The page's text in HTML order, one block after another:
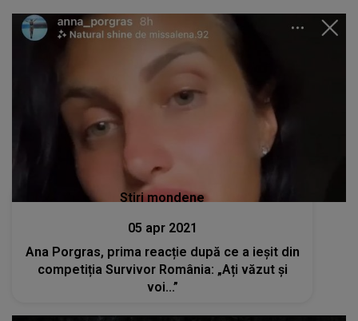
Stiri mondene
05 apr 2021
Ana Porgras, prima reacție după ce a ieșit din
competiția Survivor România: „Ați văzut și
voi...”